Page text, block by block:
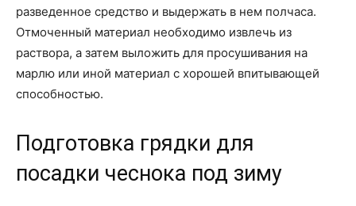
разведенное средство и выдержать в нем полчаса.
Отмоченный материал необходимо извлечь из
раствора, а затем выложить для просушивания на
марлю или иной материал с хорошей впитывающей
способностью.
Подготовка грядки для
посадки чеснока под зиму